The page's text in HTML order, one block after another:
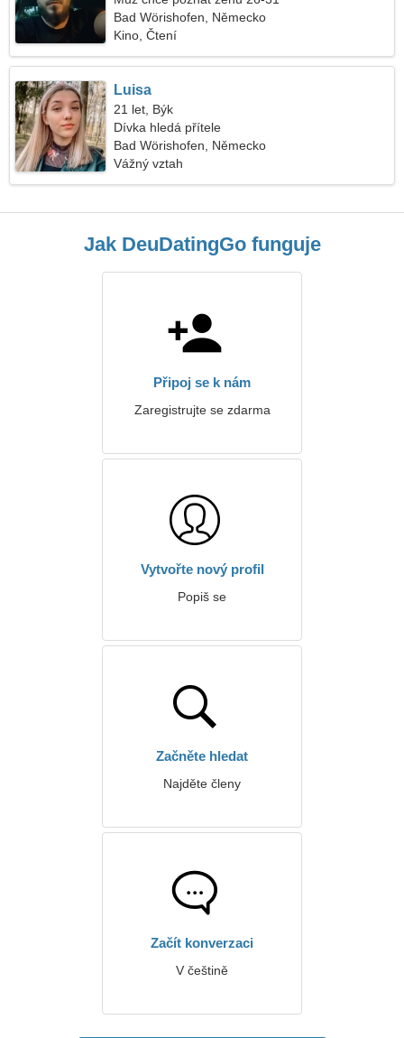
Bad Wörishofen, Německo
Kino, Čtení
Luisa
21 let, Býk
Dívka hledá přítele
Bad Wörishofen, Německo
Vážný vztah
Jak DeuDatingGo funguje
Připoj se k nám
Zaregistrujte se zdarma
Vytvořte nový profil
Popiš se
Začněte hledat
Najděte členy
Začít konverzaci
V češtině